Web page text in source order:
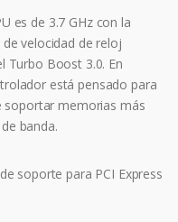
es de 3.7 GHz con la
velocidad de reloj
Turbo Boost 3.0. En
está pensado para
soportar memorias más
banda.
soporte para PCI Express